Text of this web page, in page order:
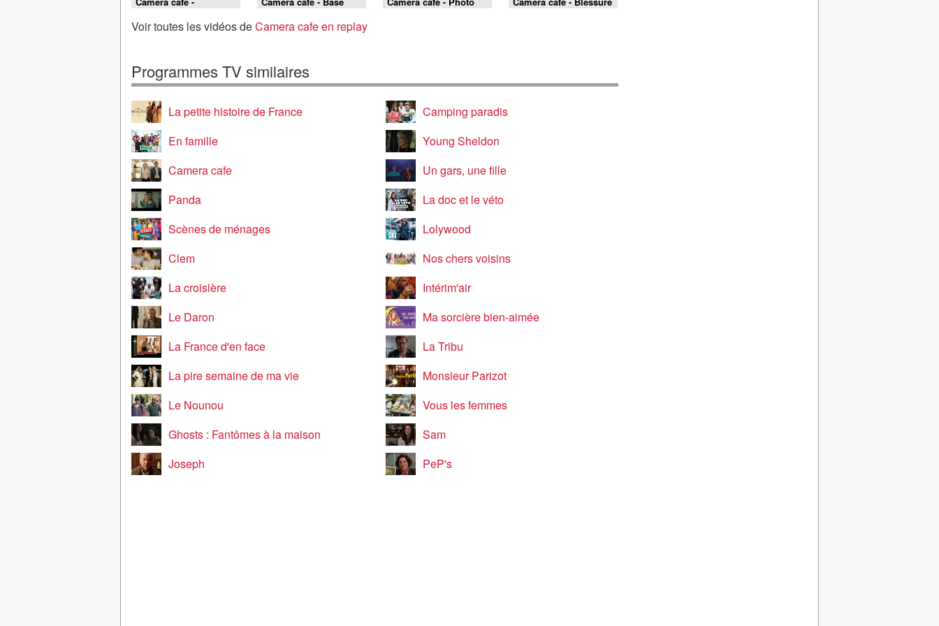
L'homme de Rio jump mateur secrète
Voir toutes les vidéos deCamera cafe en replay
Programmes TV similaires
La petite histoire de France
Camping paradis
En famille
Young Sheldon
Camera cafe
Un gars, une fille
Panda
La doc et le véto
Scènes de ménages
Lolywood
Clem
Nos chers voisins
La croisière
Intérim'air
Le Daron
Ma sorcière bien-aimée
La France d'en face
La Tribu
La pire semaine de ma vie
Monsieur Parizot
Le Nounou
Vous les femmes
Ghosts : Fantômes à la maison
Sam
Joseph
PeP's